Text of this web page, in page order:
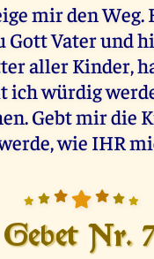
mir den
Vater und
aller Kinder,
ich würdig
Gebt mir die
wie IHR
Gebet Nr.